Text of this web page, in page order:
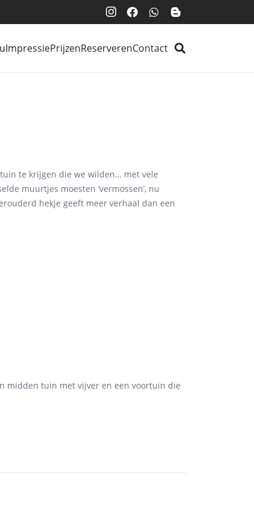
ImpressiePrijzenReserverenContact
te krijgen die we wilden… met vele
muurtjes moesten ‘vermossen’, nu
hekje geeft meer verhaal dan een
midden tuin met vijver en een voortuin die